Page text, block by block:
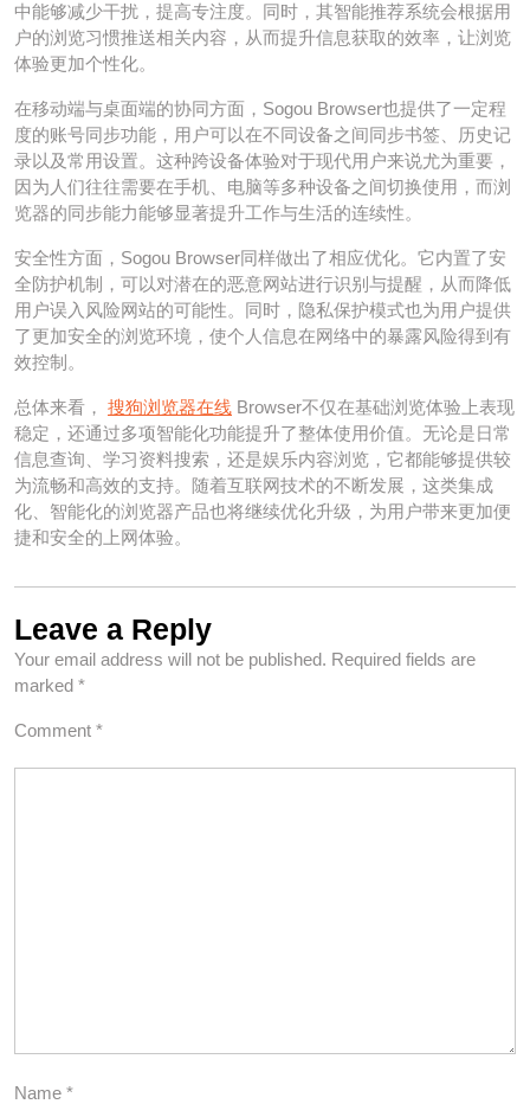
中能够减少干扰，提高专注度。同时，其智能推荐系统会根据用
户的浏览习惯推送相关内容，从而提升信息获取的效率，让浏览
体验更加个性化。
在移动端与桌面端的协同方面，Sogou Browser也提供了一定程
度的账号同步功能，用户可以在不同设备之间同步书签、历史记
录以及常用设置。这种跨设备体验对于现代用户来说尤为重要，
因为人们往往需要在手机、电脑等多种设备之间切换使用，而浏
览器的同步能力能够显著提升工作与生活的连续性。
安全性方面，Sogou Browser同样做出了相应优化。它内置了安
全防护机制，可以对潜在的恶意网站进行识别与提醒，从而降低
用户误入风险网站的可能性。同时，隐私保护模式也为用户提供
了更加安全的浏览环境，使个人信息在网络中的暴露风险得到有
效控制。
总体来看， 搜狗浏览器在线 Browser不仅在基础浏览体验上表现
稳定，还通过多项智能化功能提升了整体使用价值。无论是日常
信息查询、学习资料搜索，还是娱乐内容浏览，它都能够提供较
为流畅和高效的支持。随着互联网技术的不断发展，这类集成
化、智能化的浏览器产品也将继续优化升级，为用户带来更加便
捷和安全的上网体验。
Leave a Reply
Your email address will not be published. Required fields are
marked *
Comment *
Name *